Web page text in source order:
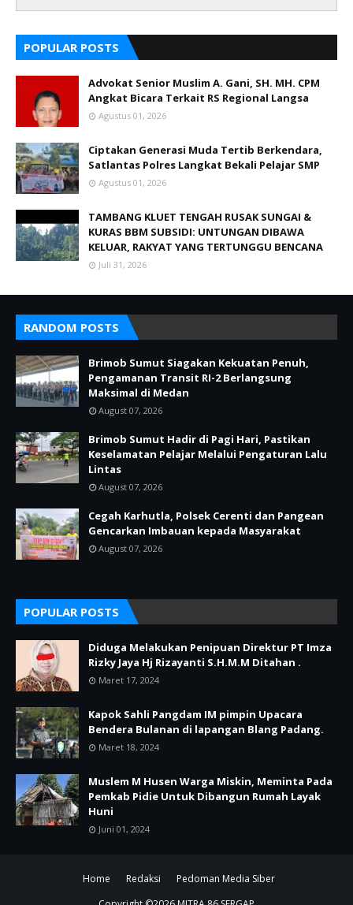
POPULAR POSTS
Advokat Senior Muslim A. Gani, SH. MH. CPM
Angkat Bicara Terkait RS Regional Langsa
Agustus 01, 2026
Ciptakan Generasi Muda Tertib Berkendara,
Satlantas Polres Langkat Bekali Pelajar SMP
Agustus 01, 2026
TAMBANG KLUET TENGAH RUSAK SUNGAI &
KURAS BBM SUBSIDI: UNTUNGAN DIBAWA
KELUAR, RAKYAT YANG TERTUNGGU BENCANA
Juli 31, 2026
RANDOM POSTS
Brimob Sumut Siagakan Kekuatan Penuh,
Pengamanan Transit RI-2 Berlangsung
Maksimal di Medan
August 07, 2026
Brimob Sumut Hadir di Pagi Hari, Pastikan
Keselamatan Pelajar Melalui Pengaturan Lalu
Lintas
August 07, 2026
Cegah Karhutla, Polsek Cerenti dan Pangean
Gencarkan Imbauan kepada Masyarakat
August 07, 2026
POPULAR POSTS
Diduga Melakukan Penipuan Direktur PT Imza
Rizky Jaya Hj Rizayanti S.H.M.M Ditahan .
Maret 17, 2024
Kapok Sahli Pangdam IM pimpin Upacara
Bendera Bulanan di lapangan Blang Padang.
Maret 18, 2024
Muslem M Husen Warga Miskin, Meminta Pada
Pemkab Pidie Untuk Dibangun Rumah Layak
Huni
Juni 01, 2024
Home Redaksi
Pedoman Media Siber